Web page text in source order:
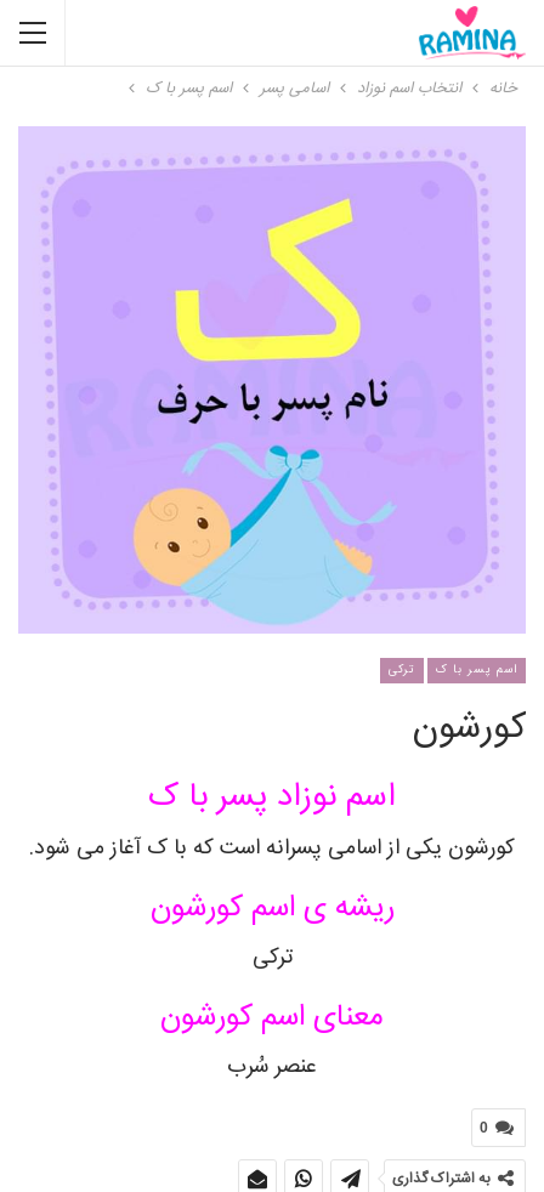
خانه انتخاب اسم نوزاد اسامی پسر اسم پسر با ک
اسم پسر با ک ترکی
کورشون
اسم نوزاد پسر با ک
کورشون یکی از اسامی پسرانه است که با ک آغاز می شود.
ریشه ی اسم کورشون
ترکی
معنای اسم کورشون
عنصر سُرب
0
به اشتراک گذاری